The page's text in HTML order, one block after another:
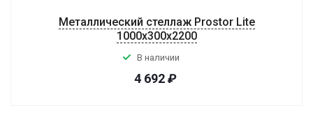
Металлический стеллаж Prostor Lite
1000x300x2200
В наличии
4 692₽